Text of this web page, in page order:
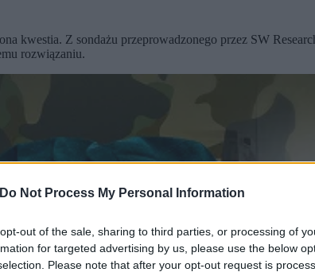
Do Not Process My Personal Information
out of the sale, sharing to third parties, or processing of
for targeted advertising by us, please use the below
Please note that after your opt-out request is
kwestia. Z sondażu przeprowadzonego przez SW
rozwiązaniu.